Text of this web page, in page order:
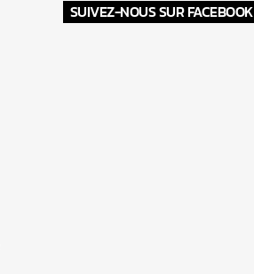
SUIVEZ-NOUS SUR FACEBOOK